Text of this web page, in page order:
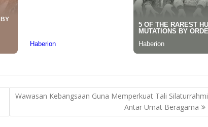
Wawasan Kebangsaan Guna Memperkuat Tali Silaturrahmi
Antar Umat Beragama